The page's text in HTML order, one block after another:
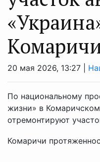
20 мая 2026, 13:27 |
По национальному
жизни» в
отремонтируют
Комаричи